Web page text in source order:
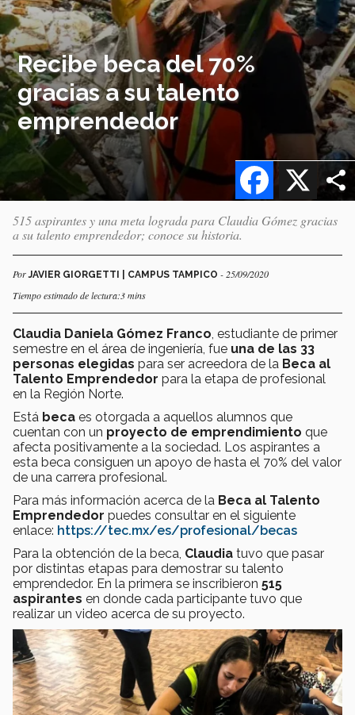
Recibe beca del 70%
gracias a su talento
emprendedor
X
Facebook
515 aspirantes y una meta lograda para Claudia Gómez gracias
a su talento emprendedor; conoce su historia.
PorJAVIER GIORGETTI | CAMPUS TAMPICO - 25/09/2020
Tiempo estimado de lectura:3 mins
Claudia Daniela Gómez Franco , estudiante de primer
semestre en el área de ingeniería, fue una de las 33
personas elegidas para ser acreedora de la Beca al
Talento Emprendedor para la etapa de profesional
en la Región Norte.
Está beca es otorgada a aquellos alumnos que
cuentan con un proyecto de emprendimiento que
afecta positivamente a la sociedad. Los aspirantes a
esta beca consiguen un apoyo de hasta el 70% del valor
de una carrera profesional.
Para más información acerca de la Beca al Talento
Emprendedor puedes consultar en el siguiente
enlace: https://tec.mx/es/profesional/becas
Para la obtención de la beca, Claudia tuvo que pasar
por distintas etapas para demostrar su talento
emprendedor. En la primera se inscribieron 515
aspirantes en donde cada participante tuvo que
realizar un video acerca de su proyecto.